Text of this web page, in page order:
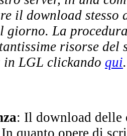
il download
La
risorse
LGL clickando qui.
: Il download delle
quanto opere di